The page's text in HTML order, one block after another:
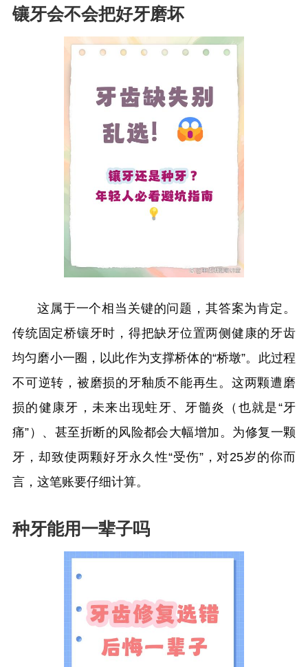
镶牙会不会把好牙磨坏
这属于一个相当关键的问题，其答案为肯定。
传统固定桥镶牙时，得把缺牙位置两侧健康的牙齿
均匀磨小一圈，以此作为支撑桥体的“桥墩”。此过程
不可逆转，被磨损的牙釉质不能再生。这两颗遭磨
损的健康牙，未来出现蛀牙、牙髓炎（也就是“牙
痛”）、甚至折断的风险都会大幅增加。为修复一颗
牙，却致使两颗好牙永久性“受伤”，对25岁的你而
言，这笔账要仔细计算。
种牙能用一辈子吗